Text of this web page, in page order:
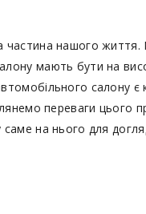
частина нашого
мають бути на
салону є
переваги цього
саме на нього для